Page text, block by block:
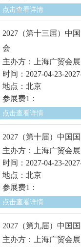
点击查看详情
2027（第十三届）中
会
主办方：上海广贸会
时间：2027-04-23-
地点：北京
参展费1：
点击查看详情
2027（第十届）中国
主办方：上海广贸会
时间：2027-04-23-
地点：北京
参展费1：
点击查看详情
2027（第九届）中国
主办方：上海广贸会